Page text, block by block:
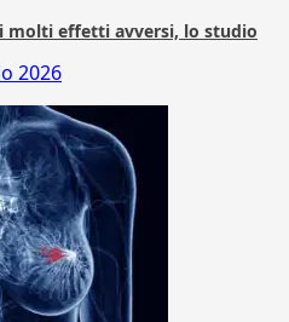
effetti avversi, lo studio
2026